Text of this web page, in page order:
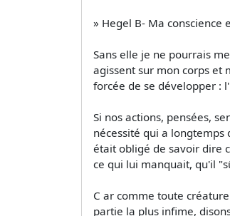
» Hegel B- Ma conscience
Sans elle je ne pourrais
agissent sur mon corps et
forcée de se développer :
Si nos actions, pensées,
nécessité qui a
était obligé de savoir dire
ce qui lui manquait, qu'il
C ar comme toute
partie la plus infime,